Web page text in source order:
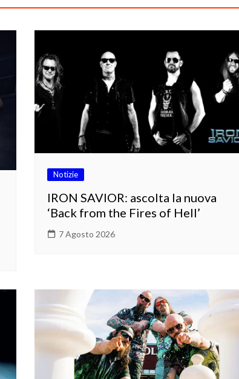
Notizie
IRON SAVIOR: ascolta la nuova
‘Back from the Fires of Hell’
7 Agosto 2026